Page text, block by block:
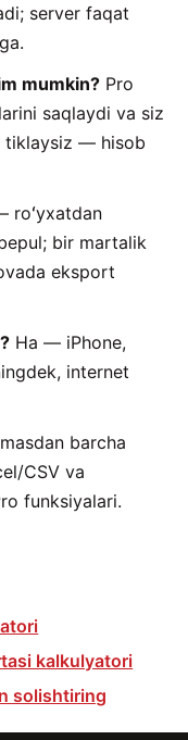
server faqat
mumkin? Pro
saqlaydi va siz
tiklaysiz — hisob
roʻyxatdan
bir martalik
eksport
Ha — iPhone,
internet
barcha
CSV va
funksiyalari.
kalkulyatori
solishtiring